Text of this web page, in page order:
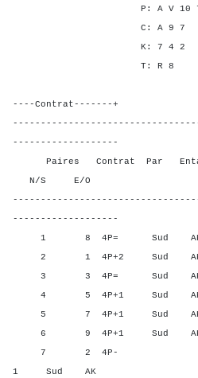
P: A V 10 7
C: A 9 7 |
K: 7 4 2
T: R 8 |
----Contrat-------+
-------------------
Paires Contrat Par
N/S E/O N/
-------------------
1 8 4P= Sud
2 1 4P+2 Sud
3 3 4P= Sud
4 5 4P+1 Sud
5 7 4P+1 Sud
6 9 4P+1 Sud
7 2 4P-
1 Sud AK 100